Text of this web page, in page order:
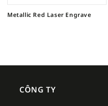
Metallic Red Laser Engrave
CÔNG TY